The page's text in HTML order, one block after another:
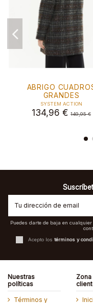
HITZ
129,90 €
Puedes darte de baja en
Acepto los términos y
Nuestras
políticas
Términos y
Zona